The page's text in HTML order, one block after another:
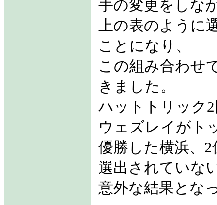
手の変更をしな
上の表のように
ことになり、
この組み合わせ
きました。
ハットトリック
ウェズレイがト
優勝した横浜、
選出されていな
意外な結果とな